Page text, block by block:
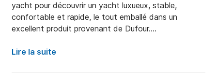
yacht pour découvrir un yacht luxueux, stable,
confortable et rapide, le tout emballé dans un
excellent produit provenant de Dufour.
L'extérieur du yacht est équipé selon les normes
Lire la suite